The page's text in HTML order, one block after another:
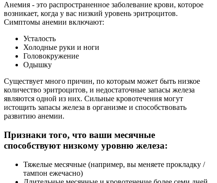
Анемия - это распространенное заболевание крови, которое
возникает, когда у вас низкий уровень эритроцитов.
Симптомы анемии включают:
Усталость
Холодные руки и ноги
Головокружение
Одышку
Существует много причин, по которым может быть низкое
количество эритроцитов, и недостаточные запасы железа
являются одной из них. Сильные кровотечения могут
истощить запасы железа в организме и способствовать
развитию анемии.
Признаки того, что ваши месячные
способствуют низкому уровню железа:
Тяжелые месячные (например, вы меняете прокладку /
тампон ежечасно)